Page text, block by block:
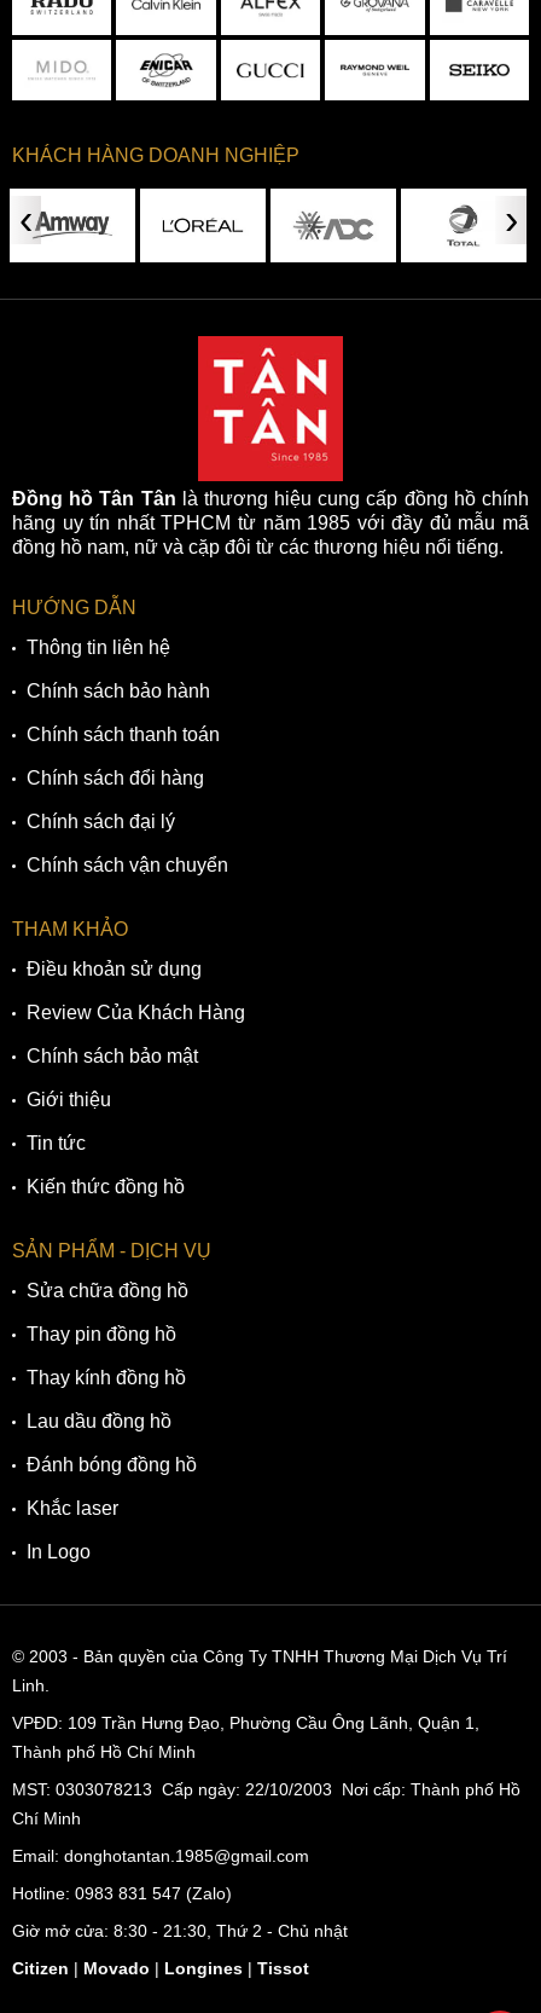
KHÁCH HÀNG DOANH NGHIỆP
‹ ›
Đồng hồ Tân Tân là thương hiệu cung cấp đồng hồ chính
hãng uy tín nhất TPHCM từ năm 1985 với đầy đủ mẫu mã
đồng hồ nam, nữ và cặp đôi từ các thương hiệu nổi tiếng.
HƯỚNG DẪN
Thông tin liên hệ
Chính sách bảo hành
Chính sách thanh toán
Chính sách đổi hàng
Chính sách đại lý
Chính sách vận chuyển
THAM KHẢO
Điều khoản sử dụng
Review Của Khách Hàng
Chính sách bảo mật
Giới thiệu
Tin tức
Kiến thức đồng hồ
SẢN PHẨM - DỊCH VỤ
Sửa chữa đồng hồ
Thay pin đồng hồ
Thay kính đồng hồ
Lau dầu đồng hồ
Đánh bóng đồng hồ
Khắc laser
In Logo
© 2003 - Bản quyền của Công Ty TNHH Thương Mại Dịch Vụ Trí
Linh.
VPĐD: 109 Trần Hưng Đạo, Phường Cầu Ông Lãnh, Quận 1,
Thành phố Hồ Chí Minh
MST: 0303078213 Cấp ngày: 22/10/2003 Nơi cấp: Thành phố Hồ
Chí Minh
Email: donghotantan.1985@gmail.com
Hotline: 0983 831 547 (Zalo)
Giờ mở cửa: 8:30 - 21:30, Thứ 2 - Chủ nhật
Citizen | Movado | Longines | Tissot